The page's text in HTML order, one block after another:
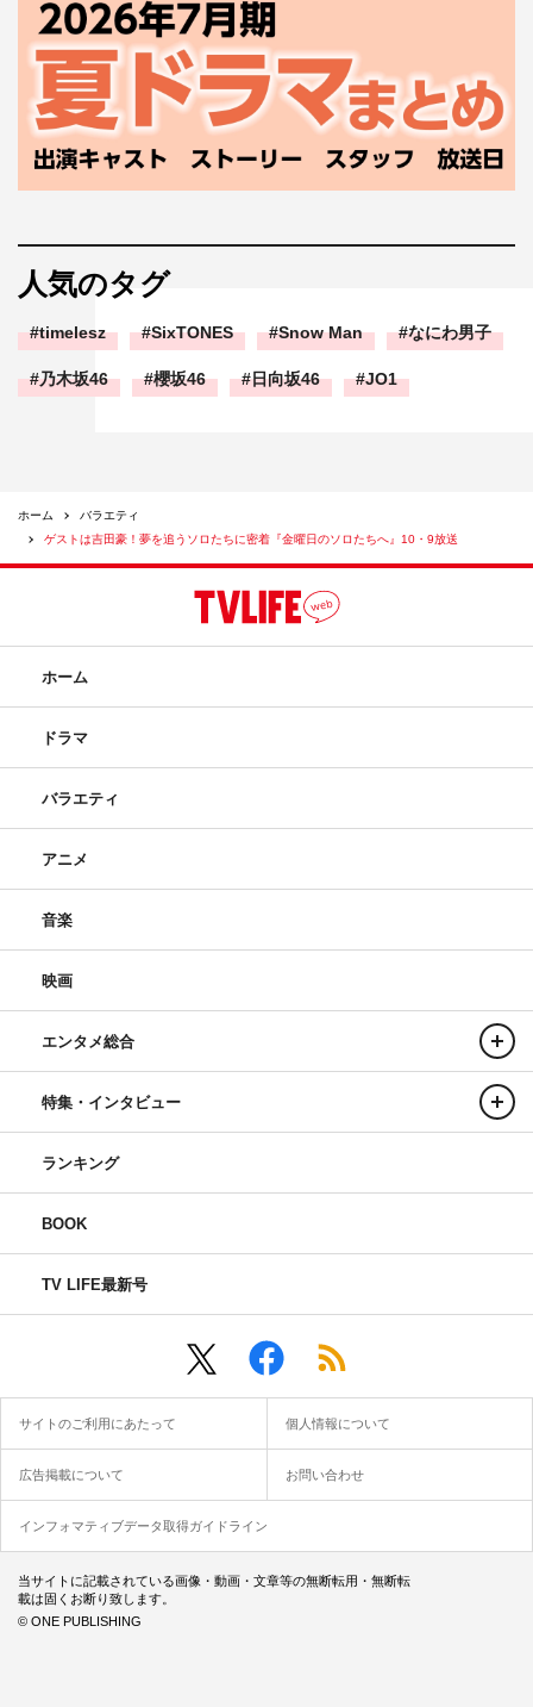
人気のタグ
timelesz SixTONES Snow Man なにわ男子
乃木坂46 櫻坂46 日向坂46 JO1
ホーム
バラエティ
ゲストは吉田豪！夢を追うソロたちに密着『金曜日のソロたちへ』10・9放送
ホーム
ドラマ
バラエティ
アニメ
音楽
映画
エンタメ総合
特集・インタビュー
ランキング
BOOK
TV LIFE最新号
サイトのご利用にあたって 個人情報について
広告掲載について お問い合わせ
インフォマティブデータ取得ガイドライン
当サイトに記載されている画像・動画・文章等の無断転用・無断転
載は固くお断り致します。
© ONE PUBLISHING